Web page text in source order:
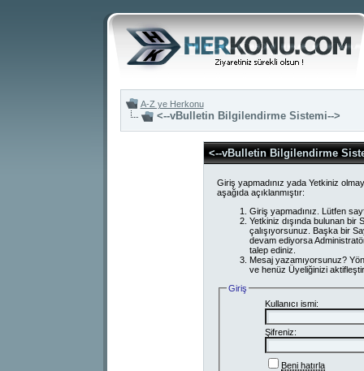
A-Z ye Herkonu
<--vBulletin Bilgilendirme Sistemi-->
<--vBulletin Bilgilendirme
Giriş yapmadınız yada Yetkiniz
aşağıda açıklanmıştır:
Giriş yapmadınız. Lütfen
Yetkiniz dışında bulunan
çalışıyorsunuz. Başka bir
devam ediyorsa
talep ediniz.
Mesaj yazamıyorsunuz?
ve henüz Üyeliğinizi
Giriş
Kullanıcı ismi:
Şifreniz:
Beni hatırla